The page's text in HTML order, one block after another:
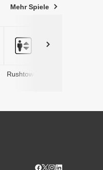
Mehr Spiele
Rushtower